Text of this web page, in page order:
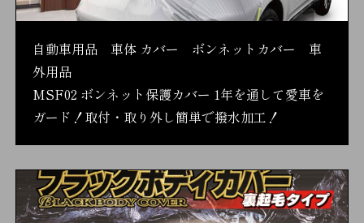
自動車用品 車体 カバー ボンネットカバー 車
外用品
MSF02 ボンネット保護カバー 1年を通して愛車を
ガード！取付・取り外し簡単で撥水加工！